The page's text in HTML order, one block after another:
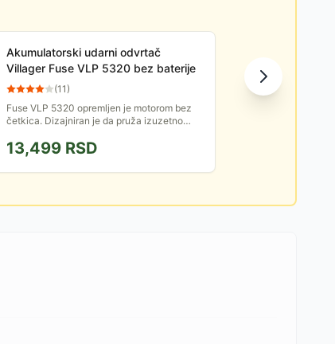
Akumulatorski udarni odvrtač
Villager Fuse VLP 5320 bez baterije
(11)
Fuse VLP 5320 opremljen je motorom bez
četkica. Dizajniran je da pruža izuzetno
se bez baterije i punjača.
13,499 RSD